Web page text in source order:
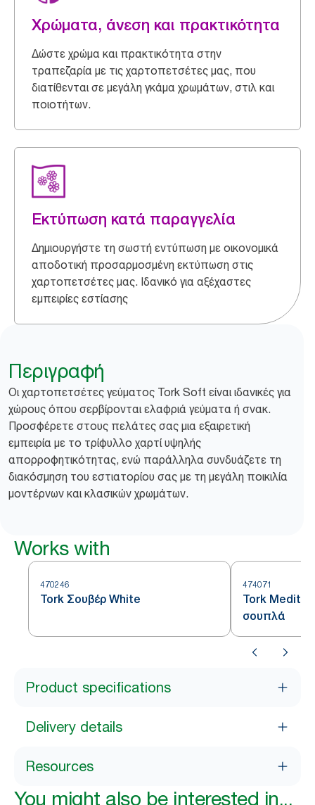
Χρώματα, άνεση και πρακτικότητα
Δώστε χρώμα και πρακτικότητα στην
τραπεζαρία με τις χαρτοπετσέτες μας, που
διατίθενται σε μεγάλη γκάμα χρωμάτων, στιλ και
ποιοτήτων.
Εκτύπωση κατά παραγγελία
Δημιουργήστε τη σωστή εντύπωση με οικονομικά
αποδοτική προσαρμοσμένη εκτύπωση στις
χαρτοπετσέτες μας. Ιδανικό για αξέχαστες
εμπειρίες εστίασης
Περιγραφή
Οι χαρτοπετσέτες γεύματος Tork Soft είναι ιδανικές για
χώρους όπου σερβίρονται ελαφριά γεύματα ή σνακ.
Προσφέρετε στους πελάτες σας μια εξαιρετική
εμπειρία με το τρίφυλλο χαρτί υψηλής
απορροφητικότητας, ενώ παράλληλα συνδυάζετε τη
διακόσμηση του εστιατορίου σας με τη μεγάλη ποικιλία
μοντέρνων και κλασικών χρωμάτων.
Works with
470246
Tork Σουβέρ White
474071
Tork
σουπλά
Product specifications
Delivery details
Resources
You might also be interested in...